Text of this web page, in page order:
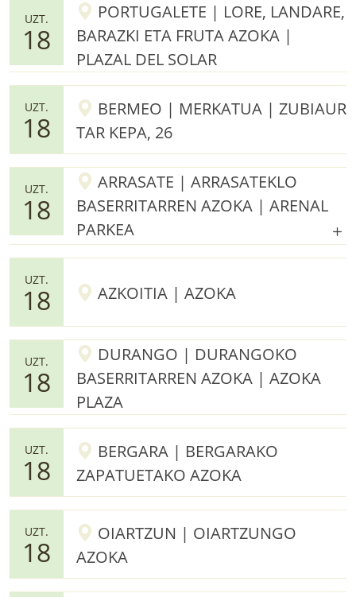
UZT.
18
PORTUGALETE | LORE, LANDARE,
BARAZKI ETA FRUTA AZOKA |
PLAZAL DEL SOLAR
UZT.
18
BERMEO | MERKATUA | ZUBIAUR
TAR KEPA, 26
UZT.
18
ARRASATE | ARRASATEKLO
BASERRITARREN AZOKA | ARENAL
PARKEA
UZT.
18 AZKOITIA | AZOKA
UZT.
18
DURANGO | DURANGOKO
BASERRITARREN AZOKA | AZOKA
PLAZA
UZT.
18
BERGARA | BERGARAKO
ZAPATUETAKO AZOKA
UZT.
18
OIARTZUN | OIARTZUNGO
AZOKA